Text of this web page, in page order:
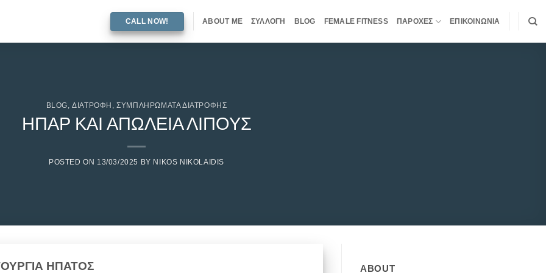
CALL NOW! ABOUT ME ΣΥΛΛΟΓΗ BLOG FEMALE FITNESS ΠΑΡΟΧΕΣ ΕΠΙΚΟΙΝΩΝΙΑ
BLOG,ΔΙΑΤΡΟΦΗ ,ΣΥΜΠΛΗΡΩΜΑΤΑ ΔΙΑΤΡΟΦΗΣ
ΗΠΑΡ ΚΑΙ ΑΠΩΛΕΙΑ ΛΙΠΟΥΣ
POSTED ON 13/03/2025 BY NIKOS NIKOLAIDIS
ΗΠΑΤΟΣ ABOUT